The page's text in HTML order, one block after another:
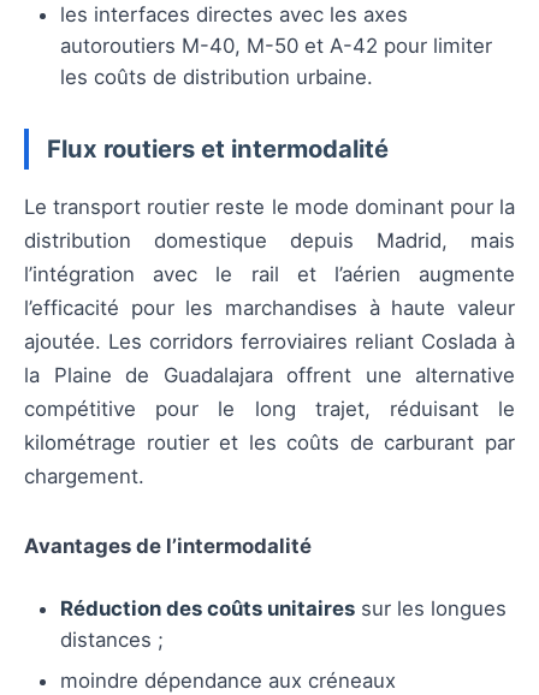
les interfaces directes avec les axes
autoroutiers M-40, M-50 et A-42 pour limiter
les coûts de distribution urbaine.
Flux routiers et intermodalité
Le transport routier reste le mode dominant pour la
distribution domestique depuis Madrid, mais
l’intégration avec le rail et l’aérien augmente
l’efficacité pour les marchandises à haute valeur
ajoutée. Les corridors ferroviaires reliant Coslada à
la Plaine de Guadalajara offrent une alternative
compétitive pour le long trajet, réduisant le
kilométrage routier et les coûts de carburant par
chargement.
Avantages de l’intermodalité
Réduction des coûts unitaires sur les longues
distances ;
moindre dépendance aux créneaux